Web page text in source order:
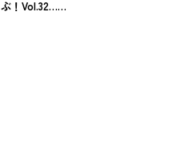
ぶ！Vol.32……